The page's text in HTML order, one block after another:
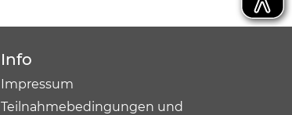
Info
Impressum
Teilnahmebedingungen und